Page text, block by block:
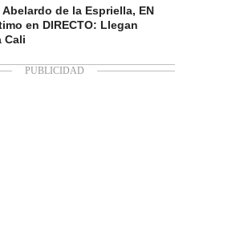
de la Espriella, EN
en DIRECTO: Llegan
Cali